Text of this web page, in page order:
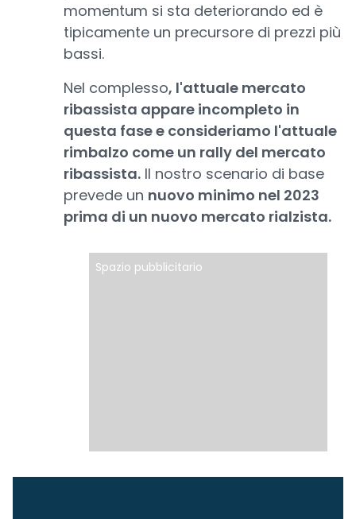
momentum si sta deteriorando ed è
tipicamente un precursore di prezzi più
bassi.
Nel complesso, l'attuale mercato
ribassista appare incompleto in
questa fase e consideriamo l'attuale
rimbalzo come un rally del mercato
ribassista. Il nostro scenario di base
prevede un nuovo minimo nel 2023
prima di un nuovo mercato rialzista.
Spazio pubblicitario